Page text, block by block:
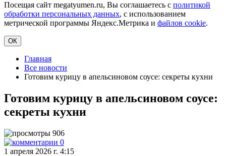
Посещая сайт megatyumen.ru, Вы соглашаетесь с политикой
обработки персональных данных, с использованием
метрической программы Яндекс.Метрика и файлов cookie.
ОК
Главная
Все новости
Готовим курицу в апельсиновом соусе: секреты кухни
Готовим курицу в апельсиновом соусе:
секреты кухни
906
0
1 апреля 2026 г. 4:15